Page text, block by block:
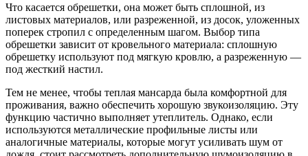
Что касается обрешетки, она может быть сплошной, из
листовых материалов, или разреженной, из досок, уложенных
поперек стропил с определенным шагом. Выбор типа
обрешетки зависит от кровельного материала: сплошную
обрешетку используют под мягкую кровлю, а разреженную —
под жесткий настил.
Тем не менее, чтобы теплая мансарда была комфортной для
проживания, важно обеспечить хорошую звукоизоляцию. Эту
функцию частично выполняет утеплитель. Однако, если
используются металлические профильные листы или
аналогичные материалы, которые могут усиливать шум от